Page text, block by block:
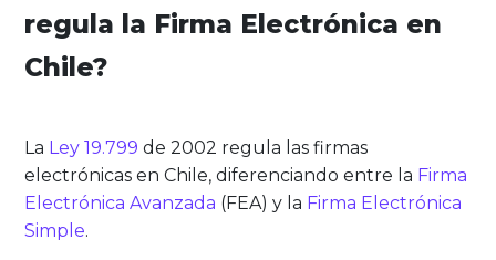
regula la Firma Electrónica en
Chile?
La Ley 19.799 de 2002 regula las firmas
electrónicas en Chile, diferenciando entre la Firma
Electrónica Avanzada (FEA) y la Firma Electrónica
Simple.